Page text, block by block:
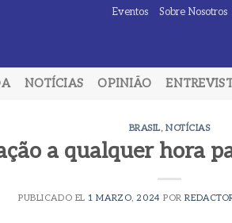
Eventos Sobre Nosotros
NOTÍCIAS OPINIÃO
BRASIL, NOTÍCIAS
a qualquer hora
PUBLICADO EL 1 MARZO, 2024 POR